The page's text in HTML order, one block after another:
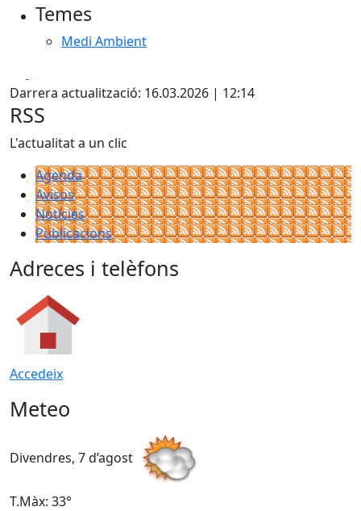
Temes
Medi Ambient
Darrera actualització: 16.03.2026 | 12:14
RSS
L'actualitat a un clic
Agenda
Avisos
Notícies
Publicacions
Adreces i telèfons
Accedeix
Meteo
Divendres, 7 d’agost
T.Màx: 33°